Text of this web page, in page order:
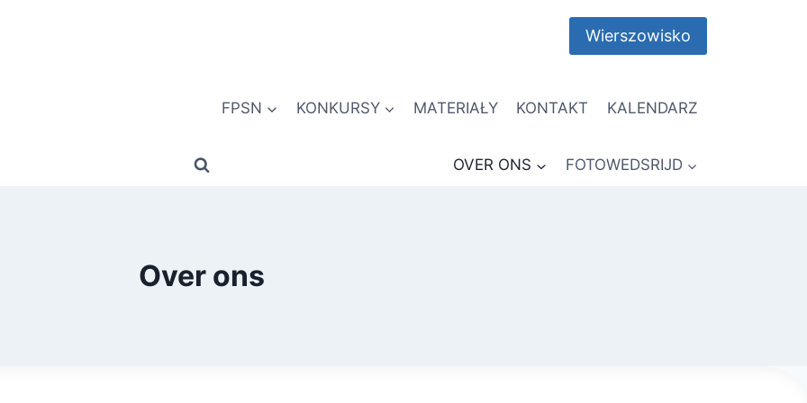
Wierszowisko
FPSN KONKURSY MATERIAŁY KONTAKT KALENDARZ
OVER ONS FOTOWEDSRIJD
Over ons